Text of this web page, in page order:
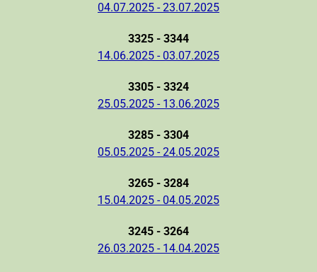
04.07.2025 - 23.07.2025
3325 - 3344
14.06.2025 - 03.07.2025
3305 - 3324
25.05.2025 - 13.06.2025
3285 - 3304
05.05.2025 - 24.05.2025
3265 - 3284
15.04.2025 - 04.05.2025
3245 - 3264
26.03.2025 - 14.04.2025